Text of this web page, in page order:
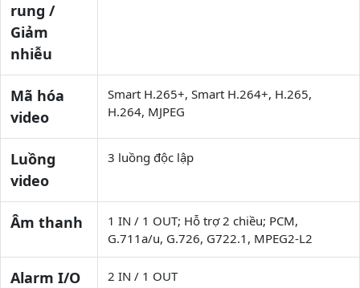
rung /
Giảm
nhiễu
Mã hóa
video
Smart H.265+, Smart H.264+, H.265,
H.264, MJPEG
Luồng
video
3 luồng độc lập
Âm thanh
1 IN / 1 OUT; Hỗ trợ 2 chiều; PCM,
G.711a/u, G.726, G722.1, MPEG2-L2
Alarm I/O 2 IN / 1 OUT